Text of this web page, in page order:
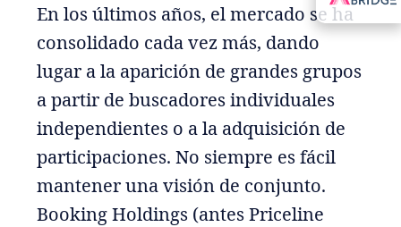
En los últimos años, el mercado se ha
consolidado cada vez más, dando
lugar a la aparición de grandes grupos
a partir de buscadores individuales
independientes o a la adquisición de
participaciones. No siempre es fácil
mantener una visión de conjunto.
Booking Holdings (antes Priceline